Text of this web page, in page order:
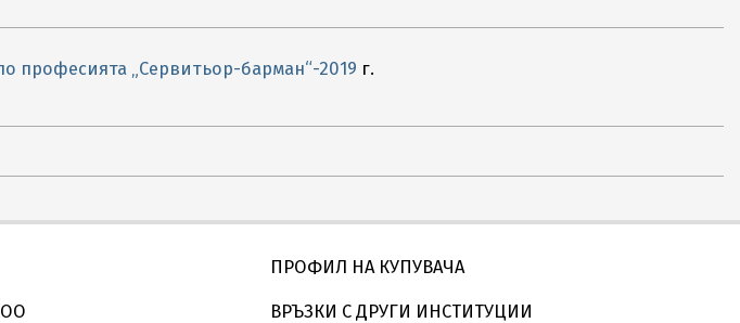
професията „Сервитьор-барман“-2019 г.
ПРОФИЛ НА КУПУВАЧА
ВРЪЗКИ С ДРУГИ ИНСТИТУЦИИ